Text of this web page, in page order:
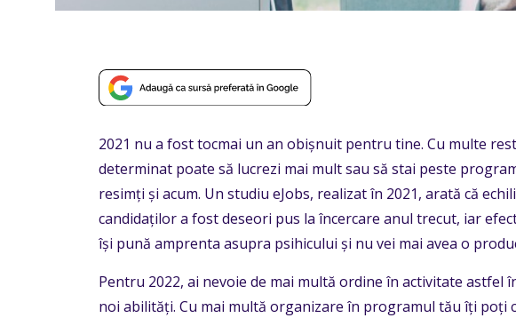
2021 nu a fost tocmai un an obișnuit pentru tine. Cu multe
determinat poate să lucrezi mai mult sau să stai peste
resimți și acum. Un studiu eJobs, realizat în 2021, arată că
candidaților a fost deseori pus la încercare anul trecut, iar
își pună amprenta asupra psihicului și nu vei mai avea o
Pentru 2022, ai nevoie de mai multă ordine în activitate astfel
noi abilități. Cu mai multă organizare în programul tău îți poți